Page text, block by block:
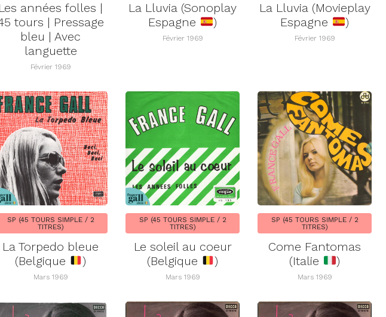
Les années folles |
tours | Pressage
bleu | Avec
languette
Février 1969
La Lluvia (Sonoplay
Espagne
)
Février 1969
La Lluvia (Movieplay
Espagne
)
Février 1969
SP (45 TOURS SIMPLE / 2
TITRES)
La Torpedo bleue
(Belgique
)
Mars 1969
SP (45 TOURS SIMPLE / 2
TITRES)
Le soleil au coeur
(Belgique
)
Mars 1969
SP (45 TOURS SIMPLE / 2
TITRES)
Come Fantomas
(Italie
)
Mars 1969